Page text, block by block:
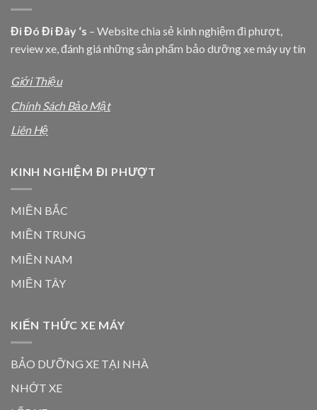
Đi Đó Đi Đây ‘s – Website chia sẻ kinh nghiệm đi phượt,
review xe, đánh giá những sản phẩm bảo dưỡng xe máy uy tín
Giới Thiệu
Chính Sách Bảo Mật
Liên Hệ
KINH NGHIỆM ĐI PHƯỢT
MIỀN BẮC
MIỀN TRUNG
MIỀN NAM
MIỀN TÂY
KIẾN THỨC XE MÁY
BẢO DƯỠNG XE TẠI NHÀ
NHỚT XE